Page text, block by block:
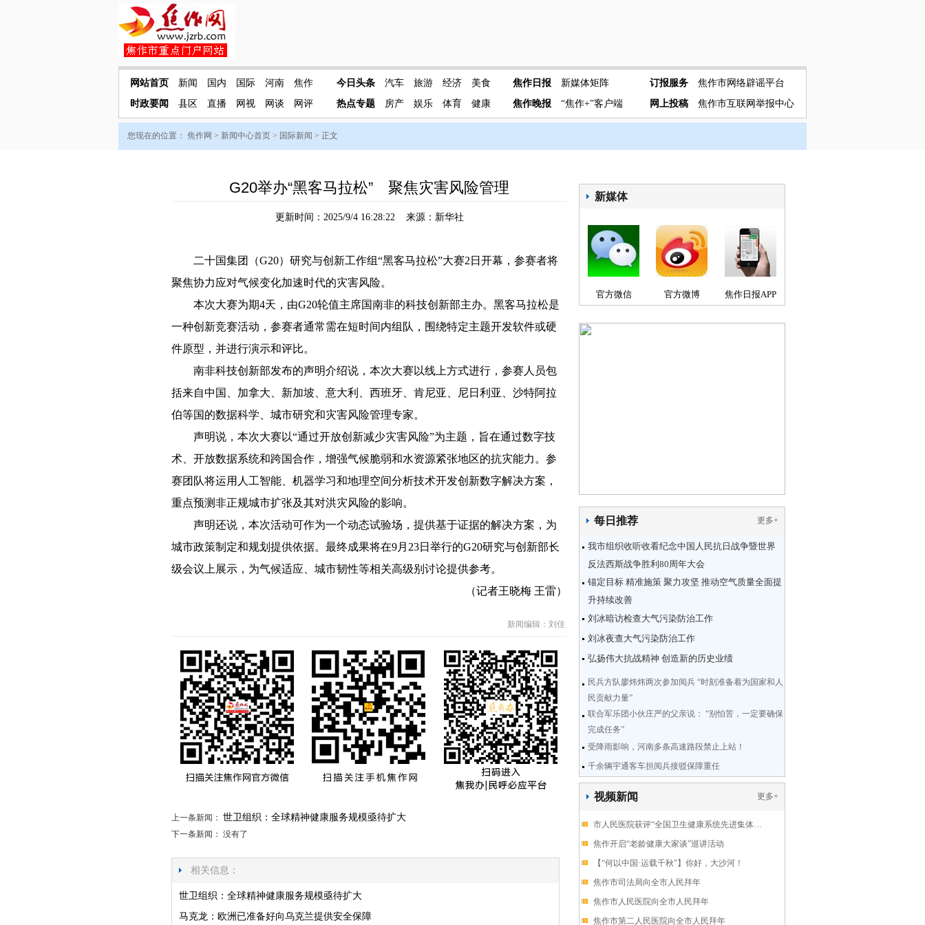
网站首页 新闻 国内 国际 河南
焦作
时政要闻
县区 直播 网视 网谈 网评
今日头条 汽车 旅游 经济
美食
热点专题
房产 娱乐 体育 健康
焦作日报
新媒体矩阵
焦作晚报
“焦作+”客户端
订报服务
焦作市网络辟谣平台
网上投稿
焦作市互联网举报中心
您现在的位置： 焦作网 > 新闻中心首页 > 国际新闻 > 正文
新媒体
官方微信 官方微博 焦作日报APP
每日推荐 更多+
我市组织收听收看纪念中国人民抗日战争暨世界
反法西斯战争胜利80周年大会
锚定目标 精准施策 聚力攻坚 推动空气质量全面提
升持续改善
刘冰暗访检查大气污染防治工作
刘冰夜查大气污染防治工作
弘扬伟大抗战精神 创造新的历史业绩
民兵方队廖炜炜两次参加阅兵 “时刻准备着为国家和人
民贡献力量”
联合军乐团小伙庄严的父亲说： “别怕苦，一定要确保
完成任务”
受降雨影响，河南多条高速路段禁止上站！
千余辆宇通客车担阅兵接驳保障重任
视频新闻 更多+
市人民医院获评“全国卫生健康系统先进集体…
焦作开启“老龄健康大家谈”巡讲活动
【“何以中国·运载千秋”】你好，大沙河！
焦作市司法局向全市人民拜年
焦作市人民医院向全市人民拜年
焦作市第二人民医院向全市人民拜年
G20举办“黑客马拉松” 聚焦灾害风险管理
更新时间：2025/9/4 16:28:22 来源：新华社
二十国集团（G20）研究与创新工作组“黑客马拉松”大赛2日开幕，参赛者将
聚焦协力应对气候变化加速时代的灾害风险。
本次大赛为期4天，由G20轮值主席国南非的科技创新部主办。黑客马拉松是
一种创新竞赛活动，参赛者通常需在短时间内组队，围绕特定主题开发软件或硬
件原型，并进行演示和评比。
南非科技创新部发布的声明介绍说，本次大赛以线上方式进行，参赛人员包
括来自中国、加拿大、新加坡、意大利、西班牙、肯尼亚、尼日利亚、沙特阿拉
伯等国的数据科学、城市研究和灾害风险管理专家。
声明说，本次大赛以“通过开放创新减少灾害风险”为主题，旨在通过数字技
术、开放数据系统和跨国合作，增强气候脆弱和水资源紧张地区的抗灾能力。参
赛团队将运用人工智能、机器学习和地理空间分析技术开发创新数字解决方案，
重点预测非正规城市扩张及其对洪灾风险的影响。
声明还说，本次活动可作为一个动态试验场，提供基于证据的解决方案，为
城市政策制定和规划提供依据。最终成果将在9月23日举行的G20研究与创新部长
级会议上展示，为气候适应、城市韧性等相关高级别讨论提供参考。
（记者王晓梅 王雷）
新闻编辑：刘佳
上一条新闻：世卫组织：全球精神健康服务规模亟待扩大
下一条新闻： 没有了
相关信息：
世卫组织：全球精神健康服务规模亟待扩大
马克龙：欧洲已准备好向乌克兰提供安全保障